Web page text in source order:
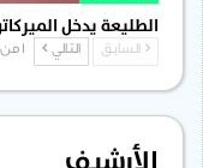
الطليعة يدخل
السابق التالي